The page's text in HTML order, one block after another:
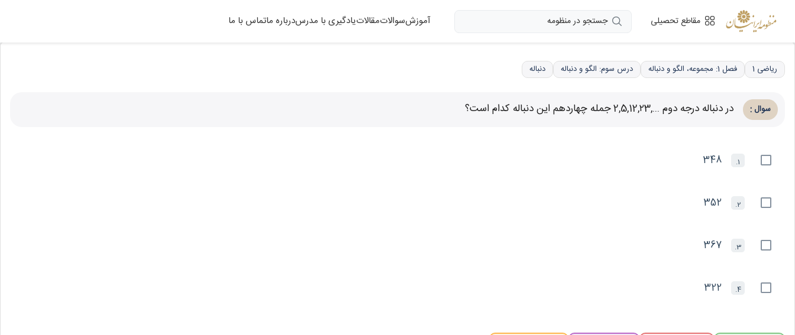
مقاطع تحصیلی جستجو در منظومه آموزشسوالاتمقالاتیادگیری با مدرسدرباره ماتماس با ما
ریاضی 1 فصل 1: مجموعه، الگو و دنباله درس سوم: الگو و دنباله دنباله
سوال : در دنباله درجه دوم ...,2,5,12,۲3 جمله چهاردهم این دنباله کدام است؟
1.
348
2.
352
3.
367
4.
322